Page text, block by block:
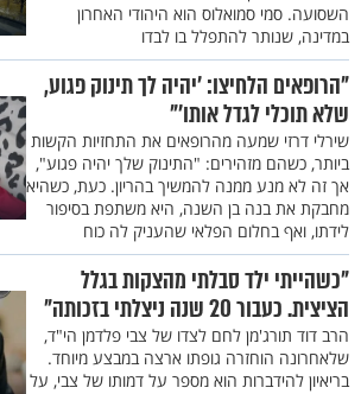
השסועה. סמי סמואלוס הוא היהודי האחרון
במדינה, שנותר להתפלל בו לבדו
"הרופאים הלחיצו: 'יהיה לך תינוק פגוע,
שלא תוכלי לגדל אותו'"
שירלי דרזי שמעה מהרופאים את התחזיות הקשות
ביותר, כשהם מזהירים: "התינוק שלך יהיה פגוע",
אך זה לא מנע ממנה להמשיך בהריון. כעת, כשהיא
מחבקת את בנה בן השנה, היא משתפת בסיפור
לידתו, ואף בחלום הפלאי שהעניק לה כוח
"כשהייתי ילד סבלתי מהצקות בגלל
הציצית. כעבור 20 שנה ניצלתי בזכותה"
הרב דוד תורג'מן לחם לצדו של צבי פלדמן הי"ד,
שלאחרונה הוחזרה גופתו ארצה במבצע מיוחד.
בריאיון להידברות הוא מספר על דמותו של צבי, על